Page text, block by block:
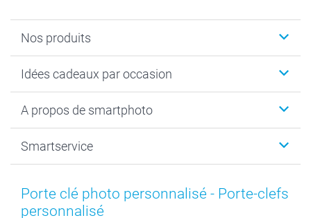
Nos produits
Calendrier photo & Agenda photo
Tirage photo & agrandissement
Faire-part & Cartes
Coques smartphone
Stickers & Etiquettes
Idées cadeaux par occasion
Anniversaire
Naissance & baptême
Fête des Mères
Fête des Pères
A propos de smartphoto
Plan du site
Droit de rétraction
Plaintes
Smartservice
Aide
smartbonus
Porte clé photo personnalisé - Porte-clefs
personnalisé